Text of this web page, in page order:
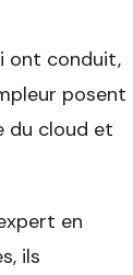
ont conduit,
posent
du cloud et
en
ils